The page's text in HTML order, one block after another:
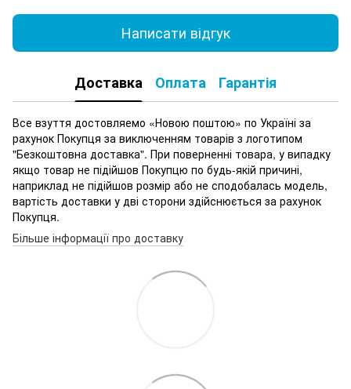
Написати відгук
Доставка Оплата Гарантія
Все взуття достовляемо «Новою поштою» по Україні за
рахунок Покупця за виключенням товарів з логотипом
"Безкоштовна доставка". При поверненні товара, у випадку
якщо товар не підійшов Покупцю по будь-якій причині,
наприклад не підійшов розмір або не сподобалась модель,
вартість доставки у дві сторони здійснюється за рахунок
Покупця.
Більше інформації про доставку